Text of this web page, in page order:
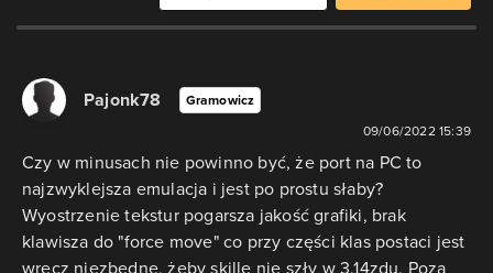
Pajonk78 Gramowicz
09/06/2022 15:39
Czy w minusach nie powinno być, że port na PC to
najzwyklejsza emulacja i jest po prostu słaby?
Wyostrzenie tekstur pogarsza jakość grafiki, brak
klawisza do "force move" co przy części klas postaci jest
wręcz niezbędne, żeby skille nie szły w 3.14zdu. Poza